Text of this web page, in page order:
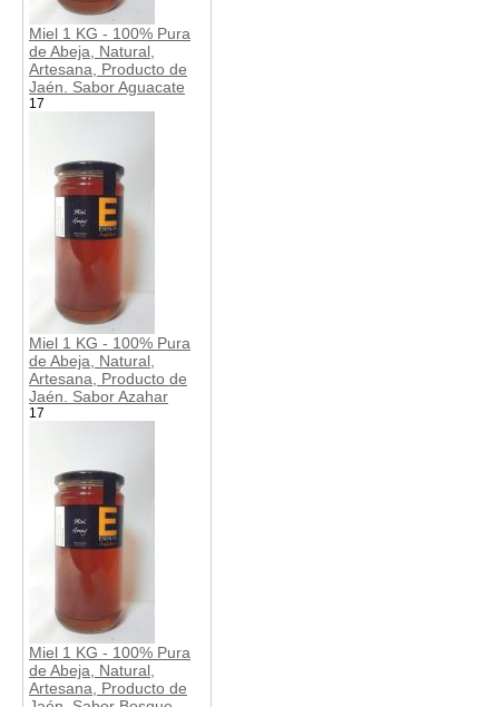
Miel 1 KG - 100% Pura
de Abeja, Natural,
Artesana, Producto de
Jaén. Sabor Aguacate
17
Miel 1 KG - 100% Pura
de Abeja, Natural,
Artesana, Producto de
Jaén. Sabor Azahar
17
Miel 1 KG - 100% Pura
de Abeja, Natural,
Artesana, Producto de